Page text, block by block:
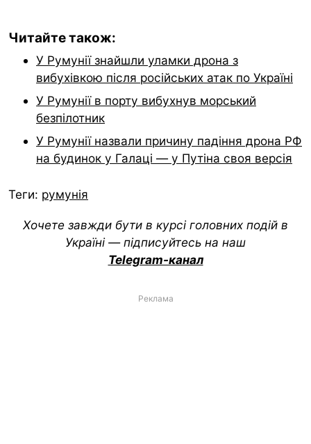
Читайте також:
У Румунії знайшли уламки дрона з
вибухівкою після російських атак по Україні
У Румунії в порту вибухнув морський
безпілотник
У Румунії назвали причину падіння дрона РФ
на будинок у Галаці — у Путіна своя версія
Теги: румунія
Хочете завжди бути в курсі головних подій в
Україні — підписуйтесь на наш
Telegram-канал
Реклама